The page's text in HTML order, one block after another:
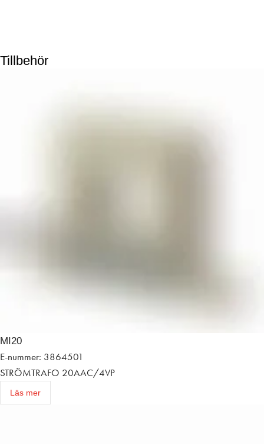
Tillbehör
MI20
E-nummer: 3864501
STRÖMTRAFO 20AAC/4VP
Läs mer